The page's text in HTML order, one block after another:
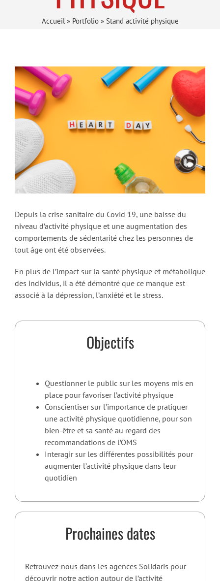
Accueil » Portfolio» Stand activité physique
Depuis la crise sanitaire du Covid 19, une baisse du
niveau d’activité physique et une augmentation des
comportements de sédentarité chez les personnes de
tout âge ont été observées.
En plus de l’impact sur la santé physique et métabolique
des individus, il a été démontré que ce manque est
associé à la dépression, l’anxiété et le stress.
Objectifs
Questionner le public sur les moyens mis en
place pour favoriser l’activité physique
Conscientiser sur l’importance de pratiquer
une activité physique quotidienne, pour son
bien-être et sa santé au regard des
recommandations de l’OMS
Interagir sur les différentes possibilités pour
augmenter l’activité physique dans leur
quotidien
Prochaines dates
Retrouvez-nous dans les agences Solidaris pour
découvrir notre action autour de l’activité